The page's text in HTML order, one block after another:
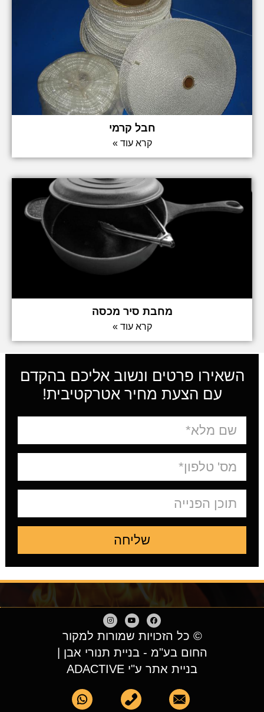
חבל קרמי
קרא עוד »
מחבת סיר מכסה
קרא עוד »
השאירו פרטים ונשוב אליכם בהקדם
עם הצעת מחיר אטרקטיבית!
שליחה
© כל הזכויות שמורות למקור
החום בע"מ - בניית תנורי אבן |
בניית אתר ע"י ADACTIVE